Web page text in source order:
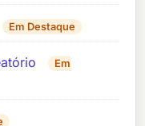
Em Destaque
Em